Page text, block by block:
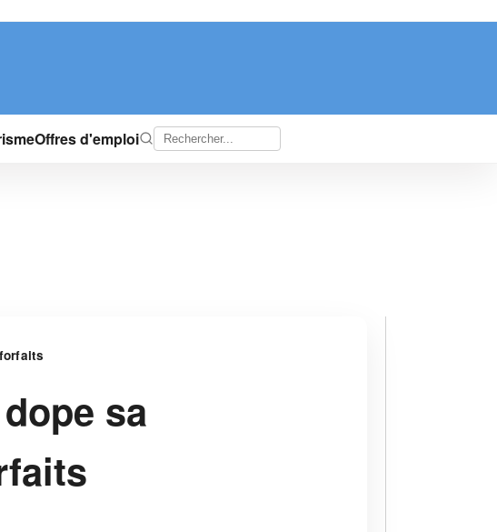
Offres d'emploi
sa